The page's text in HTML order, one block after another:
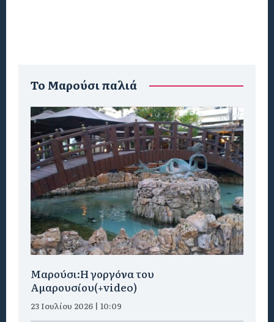
To Μαρούσι παλιά
Μαρούσι:H γοργόνα του
Αμαρουσίου(+video)
23 Ιουλίου 2026 | 10:09